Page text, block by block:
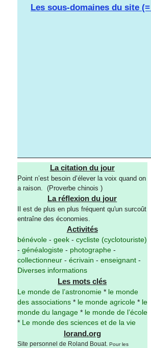
Les sous-domaines du site
La citation du jour
Point n’est besoin d’élever la voix quand on
a raison. (Proverbe chinois )
La réflexion du jour
Il est de plus en plus fréquent qu'un surcoût
entraîne des économies.
Activités
bénévole- geek- cycliste (cyclotouriste)
- généalogiste- photographe-
collectionneur- écrivain - enseignant-
Diverses informations
Les mots clés
Le monde de l’astronomie* le monde
des associations* le monde agricole* le
monde du langage* le monde de l’école
*
Le monde des sciences et de la vie
lorand.org
Site personnel de Roland Bouat. Pour les